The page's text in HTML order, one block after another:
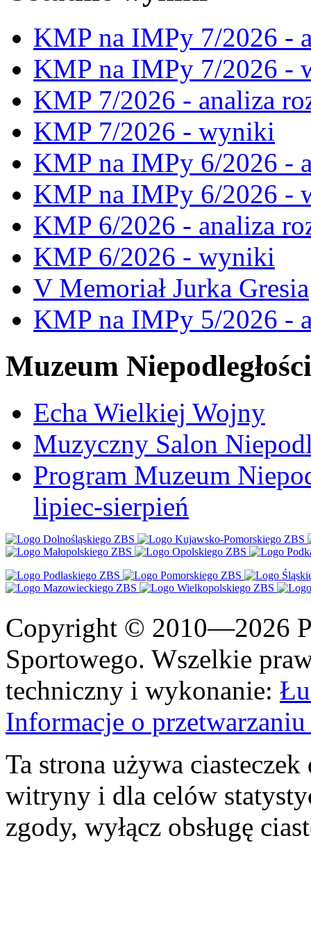
KMP na IMPy 7/2026 -
KMP na IMPy 7/2026 -
KMP 7/2026 - analiza
KMP 7/2026 - wyniki
KMP na IMPy 6/2026 -
KMP na IMPy 6/2026 -
KMP 6/2026 - analiza
KMP 6/2026 - wyniki
V Memoriał Jurka Gresia
KMP na IMPy 5/2026 -
Muzeum Niepodległości
Echa Wielkiej Wojny
Muzyczny Salon
Program Muzeum
lipiec-sierpień
Copyright © 2010—2026
Sportowego. Wszelkie
techniczny i wykonanie:
Informacje o
Ta strona używa
witryny i dla celów
zgody, wyłącz obsługę